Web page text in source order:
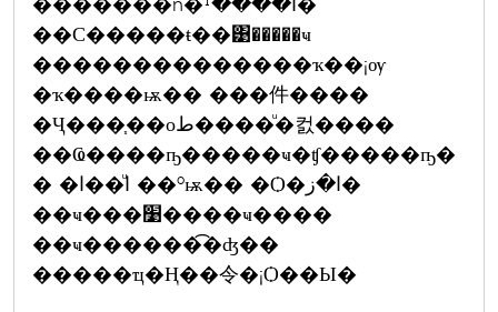
��С�����ŧ��͹�����ҹ
��������������ҡ��¡ѹ
�ҡ����ѭ�� ���件����
�Ҷ���֧��оط����ͧ�컰����
��Ҩ����ҧ�����ҹ�ʧ�����ҧ�
� �ا�ͧ�ا ��ºѭ�� �Ѻ�ا�ز�
��ҹ���׹����ҹ����
��ҹ������͡�ʤ��
�����ҵ�Ң��令�¡Ѻ��Ы�